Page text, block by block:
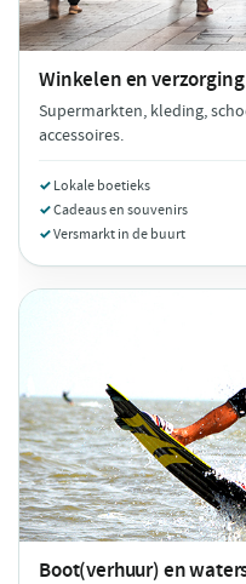
Winkelen en verzorging
Supermarkten, kleding,
accessoires.
Lokale boetieks
Cadeaus en souvenirs
Versmarkt in de buurt
Boot(verhuur) en